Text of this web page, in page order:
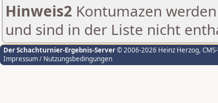
Hinweis2 Kontumazen
und sind in der Liste nicht
Der Schachturnier-Ergebnis-Server© 2006-2026 Heinz Herzog,
Impressum / Nutzungsbedingungen